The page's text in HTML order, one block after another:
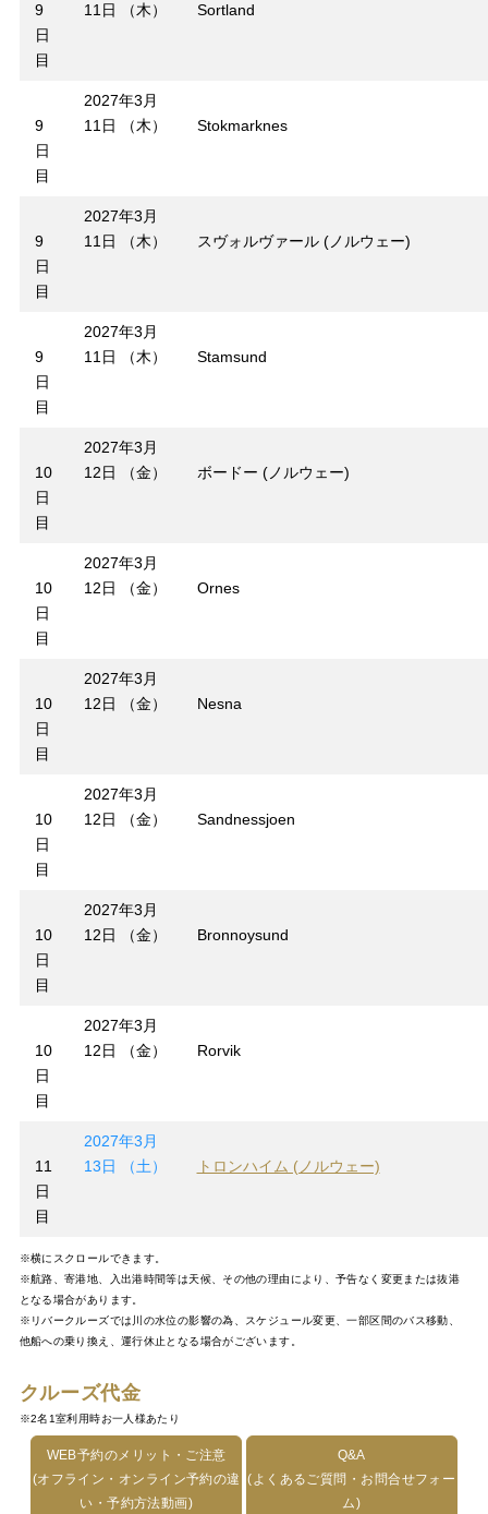
9
日
目
11日 （木）
Sortland
9
日
目
2027年3月
11日 （木）
Stokmarknes
9
日
目
2027年3月
11日 （木）
スヴォルヴァール (ノルウェー)
9
日
目
2027年3月
11日 （木）
Stamsund
10
日
目
2027年3月
12日 （金）
ボードー (ノルウェー)
10
日
目
2027年3月
12日 （金）
Ornes
10
日
目
2027年3月
12日 （金）
Nesna
10
日
目
2027年3月
12日 （金）
Sandnessjoen
10
日
目
2027年3月
12日 （金）
Bronnoysund
10
日
目
2027年3月
12日 （金）
Rorvik
11
日
目
2027年3月
13日 （土）
トロンハイム (ノルウェー)
※横にスクロールできます。
※航路、寄港地、入出港時間等は天候、その他の理由により、予告なく変更または抜港
となる場合があります。
※リバークルーズでは川の水位の影響の為、スケジュール変更、一部区間のバス移動、
他船への乗り換え、運行休止となる場合がございます。
クルーズ代金
※2名1室利用時お一人様あたり
WEB予約のメリット・ご注意
(オフライン・オンライン予約の違
い・予約方法動画)
Q&A
(よくあるご質問・お問合せフォー
ム)